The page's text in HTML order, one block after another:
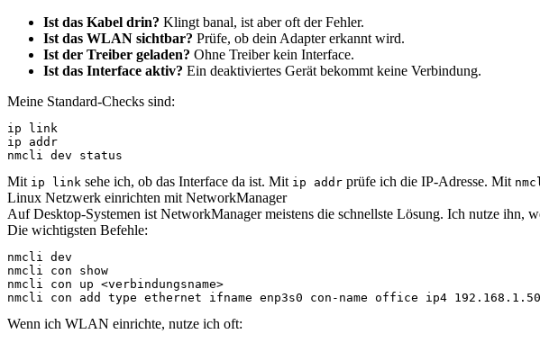
Ist das Kabel drin? Klingt banal, ist aber oft der Fehler.
Ist das WLAN sichtbar? Prüfe, ob dein Adapter erkannt wird.
Ist der Treiber geladen? Ohne Treiber kein Interface.
Ist das Interface aktiv? Ein deaktiviertes Gerät bekommt keine Verbindung.
Meine Standard-Checks sind:
ip link
ip addr
nmcli dev status
Mit ip link sehe ich, ob das Interface da ist. Mit ip addr prüfe ich die IP-Adresse. Mit
Linux Netzwerk einrichten mit NetworkManager
Auf Desktop-Systemen ist NetworkManager meistens die schnellste Lösung. Ich nutze ihn,
Die wichtigsten Befehle:
nmcli dev
nmcli con show
nmcli con up <verbindungsname>
nmcli con add type ethernet ifname enp3s0 con-name office ip4
Wenn ich WLAN einrichte, nutze ich oft: